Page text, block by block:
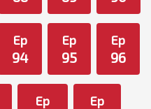
Ep
94
Ep
95
Ep
96
Ep Ep